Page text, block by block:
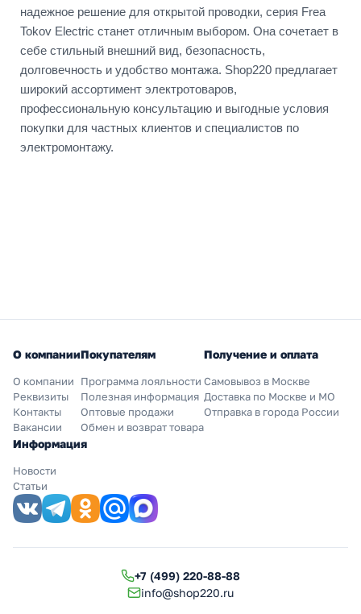
надежное решение для открытой проводки, серия Frea
Tokov Electric станет отличным выбором. Она сочетает в
себе стильный внешний вид, безопасность,
долговечность и удобство монтажа. Shop220 предлагает
широкий ассортимент электротоваров,
профессиональную консультацию и выгодные условия
покупки для частных клиентов и специалистов по
электромонтажу.
О компании
О компании
Реквизиты
Контакты
Вакансии
Покупателям
Программа лояльности
Полезная информация
Оптовые продажи
Обмен и возврат товара
Получение и оплата
Самовывоз в Москве
Доставка по Москве и МО
Отправка в города России
Информация
Новости
Статьи
+7 (499) 220-88-88
info@shop220.ru